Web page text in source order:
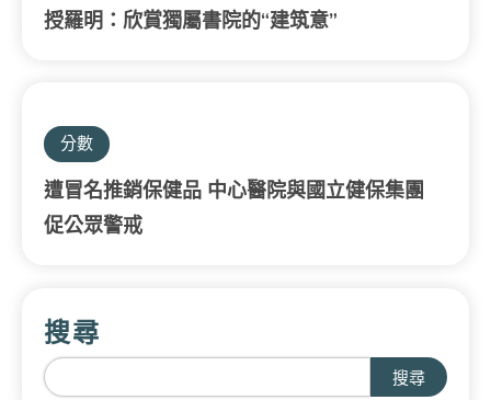
授羅明：欣賞獨屬書院的“建筑意”
分數
遭冒名推銷保健品 中心醫院與國立健保集團
促公眾警戒
搜尋
搜尋